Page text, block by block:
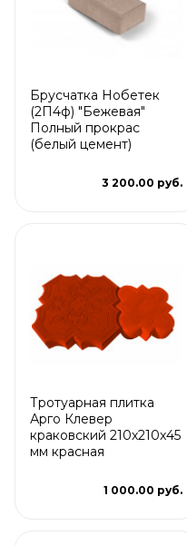
Брусчатка Нобетек
(2П4ф) "Бежевая"
Полный прокрас
(белый цемент)
3 200.00 руб.
Тротуарная плитка
Арго Клевер
краковский 210x210x45
мм красная
1 000.00 руб.